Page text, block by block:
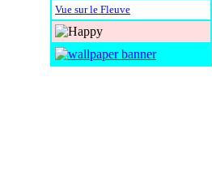
Vue sur le Fleuve